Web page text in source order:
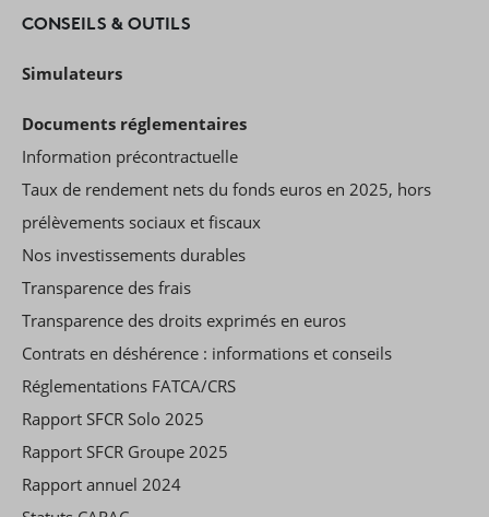
CONSEILS & OUTILS
Simulateurs
Documents réglementaires
Information précontractuelle
Taux de rendement nets du fonds euros en 2025, hors
prélèvements sociaux et fiscaux
Nos investissements durables
Transparence des frais
Transparence des droits exprimés en euros
Contrats en déshérence : informations et conseils
Réglementations FATCA/CRS
Rapport SFCR Solo 2025
Rapport SFCR Groupe 2025
Rapport annuel 2024